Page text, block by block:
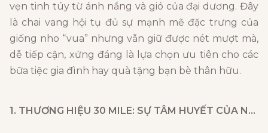
vẹn tinh túy từ ánh nắng và gió của đại dương. Đây
là chai vang hội tụ đủ sự mạnh mẽ đặc trưng của
giống nho “vua” nhưng vẫn giữ được nét mượt mà,
dễ tiếp cận, xứng đáng là lựa chọn ưu tiên cho các
bữa tiệc gia đình hay quà tặng bạn bè thân hữu.
1. THƯƠNG HIỆU 30 MILE: SỰ TÂM HUYẾT CỦA NHÀ LÀM VANG QUARISA